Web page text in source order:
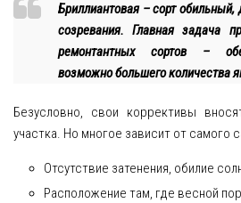
Бриллиантовая – сорт обильный,
созревания. Главная задача
ремонтантных сортов –
возможно большего количества
Безусловно, свои коррективы
участка. Но многое зависит от самого
Отсутствие затенения, обилие
Расположение там, где весной